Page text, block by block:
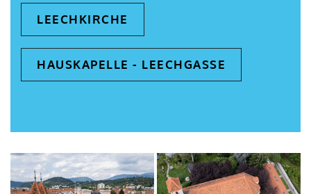
LEECHKIRCHE
HAUSKAPELLE - LEECHGASSE